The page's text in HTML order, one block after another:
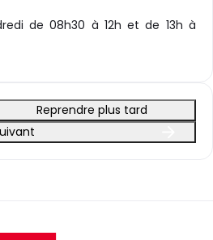
de 08h30 à 12h et de 13h à
Reprendre plus tard